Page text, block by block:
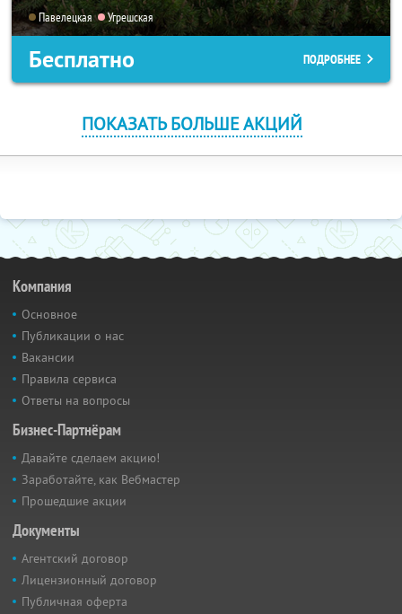
Павелецкая Угрешская
Бесплатно ПОДРОБНЕЕ
ПОКАЗАТЬ БОЛЬШЕ АКЦИЙ
Компания
Основное
Публикации о нас
Вакансии
Правила сервиса
Ответы на вопросы
Бизнес-Партнёрам
Давайте сделаем акцию!
Заработайте, как Вебмастер
Прошедшие акции
Документы
Агентский договор
Лицензионный договор
Публичная оферта